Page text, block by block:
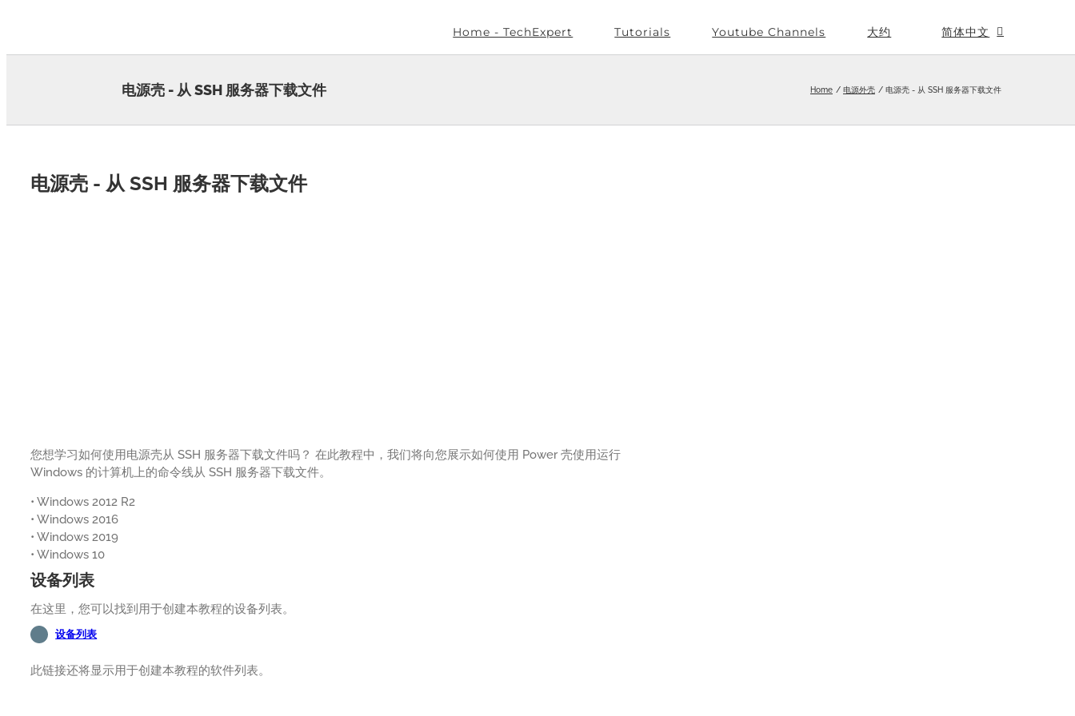
Home - TechExpert Tutorials Youtube Channels 大约 简体中文
电源壳 - 从 SSH 服务器下载文件 Home 电源外壳 电源壳 - 从 SSH 服务器下载文件
电源壳 - 从 SSH 服务器下载文件
您想学习如何使用电源壳从 SSH 服务器下载文件吗？ 在此教程中，我们将向您展示如何使用 Power 壳使用运行
Windows 的计算机上的命令线从 SSH 服务器下载文件。
• Windows 2012 R2
• Windows 2016
• Windows 2019
• Windows 10
设备列表
在这里，您可以找到用于创建本教程的设备列表。
设备列表
此链接还将显示用于创建本教程的软件列表。